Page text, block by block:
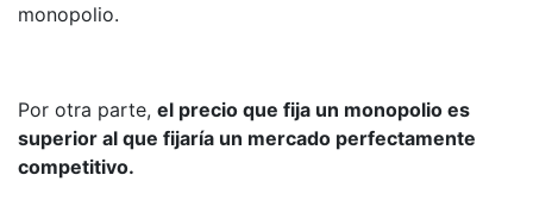
monopolio.
Por otra parte, el precio que fija un monopolio es
superior al que fijaría un mercado perfectamente
competitivo.